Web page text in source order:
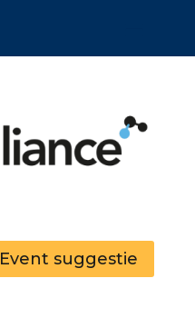
Event suggestie